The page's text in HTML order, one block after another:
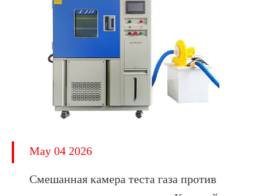
May 04 2026
Смешанная камера теста газа против